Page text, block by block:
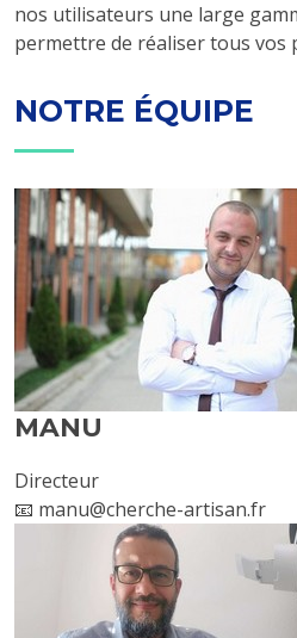
nos utilisateurs une large
permettre de réaliser tous vos
NOTRE ÉQUIPE
MANU
Directeur
📧 manu@cherche-artisan.fr